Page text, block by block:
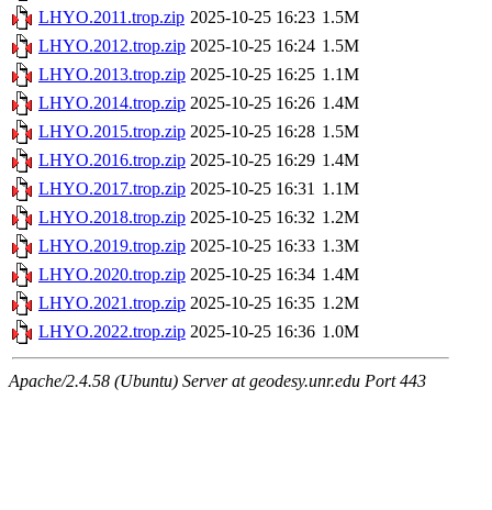
LHYO.2011.trop.zip 2025-10-25 16:23 1.5M
LHYO.2012.trop.zip 2025-10-25 16:24 1.5M
LHYO.2013.trop.zip 2025-10-25 16:25 1.1M
LHYO.2014.trop.zip 2025-10-25 16:26 1.4M
LHYO.2015.trop.zip 2025-10-25 16:28 1.5M
LHYO.2016.trop.zip 2025-10-25 16:29 1.4M
LHYO.2017.trop.zip 2025-10-25 16:31 1.1M
LHYO.2018.trop.zip 2025-10-25 16:32 1.2M
LHYO.2019.trop.zip 2025-10-25 16:33 1.3M
LHYO.2020.trop.zip 2025-10-25 16:34 1.4M
LHYO.2021.trop.zip 2025-10-25 16:35 1.2M
LHYO.2022.trop.zip 2025-10-25 16:36 1.0M
Apache/2.4.58 (Ubuntu) Server at geodesy.unr.edu Port 443